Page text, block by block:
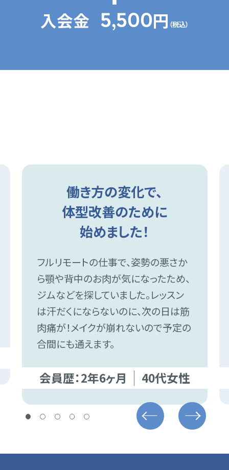
入会金 5,500円 （税込）
働き方の変化で、
体型改善のために
始めました！
フルリモートの仕事で、姿勢の悪さか
ら顎や背中のお肉が気になったため、
ジムなどを探していました。レッスン
は汗だくにならないのに、次の日は筋
肉痛が！メイクが崩れないので予定の
合間にも通えます。
会員歴：2年6ヶ月 40代女性